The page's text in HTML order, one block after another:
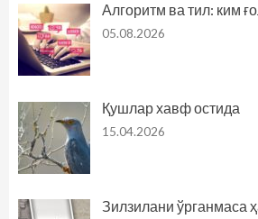
Алгоритм ва тил: ким
05.08.2026
Қушлар хавф остида
15.04.2026
Зилзилани ўрганмаса